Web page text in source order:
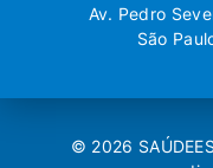
Av. Pedro
São
© 2026